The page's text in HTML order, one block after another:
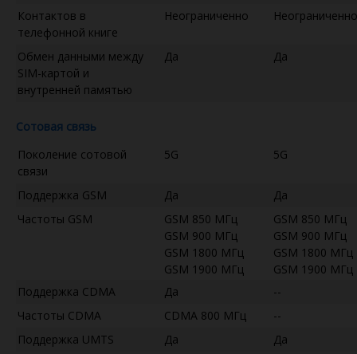
Контактов в
телефонной книге
Неограниченно Неограниченно
Обмен данными между
SIM-картой и
внутренней памятью
Да Да
Сотовая связь
Поколение сотовой
связи
5G 5G
Поддержка GSM Да
Да
Частоты GSM
GSM 850 МГц
GSM 900 МГц
GSM 1800 МГц
GSM 1900 МГц
GSM 850 МГц
GSM 900 МГц
GSM 1800 МГц
GSM 1900 МГц
Поддержка CDMA
Да
--
Частоты CDMA
CDMA 800 МГц
--
Поддержка UMTS
Да
Да